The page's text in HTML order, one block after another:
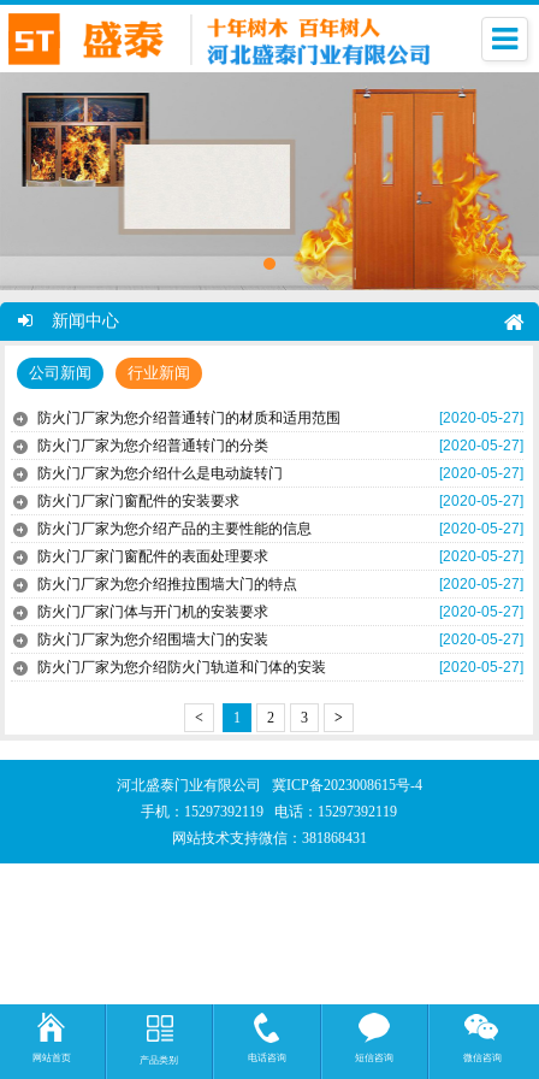
新闻中心
公司新闻 行业新闻
[2020-05-27]
防火门厂家为您介绍普通转门的材质和适用范围
[2020-05-27]
防火门厂家为您介绍普通转门的分类
[2020-05-27]
防火门厂家为您介绍什么是电动旋转门
[2020-05-27]
防火门厂家门窗配件的安装要求
[2020-05-27]
防火门厂家为您介绍产品的主要性能的信息
[2020-05-27]
防火门厂家门窗配件的表面处理要求
[2020-05-27]
防火门厂家为您介绍推拉围墙大门的特点
[2020-05-27]
防火门厂家门体与开门机的安装要求
[2020-05-27]
防火门厂家为您介绍围墙大门的安装
[2020-05-27]
防火门厂家为您介绍防火门轨道和门体的安装
< 1 2 3 >
河北盛泰门业有限公司 冀ICP备2023008615号-4
手机： 15297392119 电话： 15297392119
网站技术支持微信：381868431
网站首页 产品类别 电话咨询 短信咨询 微信咨询